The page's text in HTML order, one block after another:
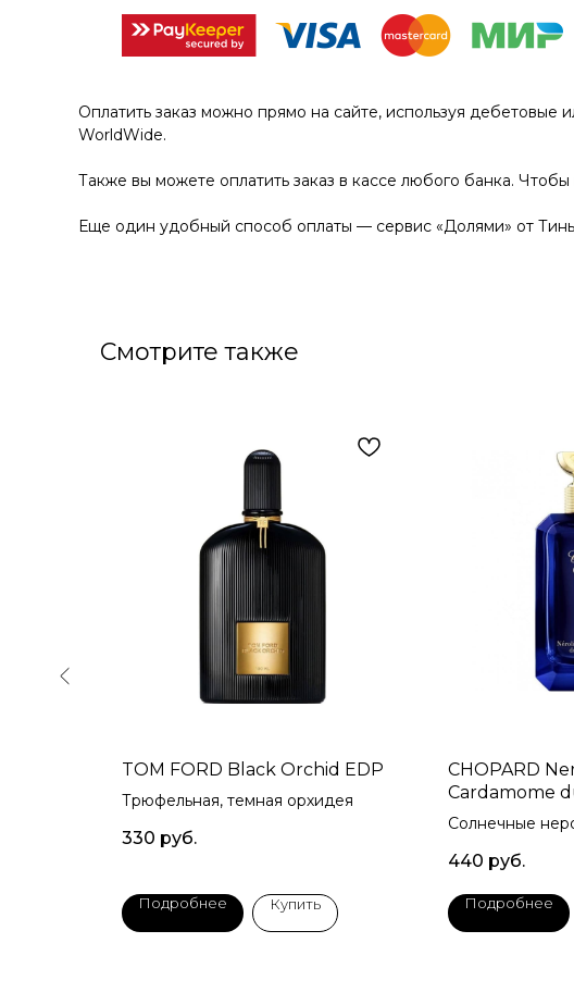
Оплатить заказ можно прямо на сайте, используя
WorldWide.
Также вы можете оплатить заказ в кассе любого банка.
Еще один удобный способ оплаты — сервис «Долями» от
Смотрите также
TOM FORD Black Orchid EDP
Трюфельная, темная орхидея
330 руб.
Подробнее Купить
CHOPARD
Cardamome
Солнечные
440 руб.
Подробнее